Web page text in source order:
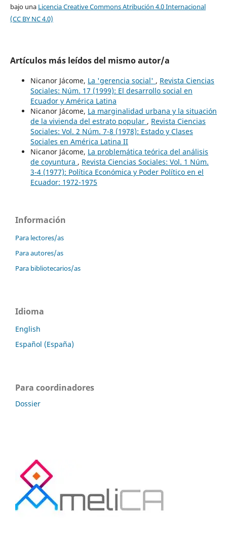
bajo una Licencia Creative Commons Atribución 4.0 Internacional
(CC BY NC 4.0)
Artículos más leídos del mismo autor/a
Nicanor Jácome, La 'gerencia social' , Revista Ciencias
Sociales: Núm. 17 (1999): El desarrollo social en
Ecuador y América Latina
Nicanor Jácome, La marginalidad urbana y la situación
de la vivienda del estrato popular , Revista Ciencias
Sociales: Vol. 2 Núm. 7-8 (1978): Estado y Clases
Sociales en América Latina II
Nicanor Jácome, La problemática teórica del análisis
de coyuntura , Revista Ciencias Sociales: Vol. 1 Núm.
3-4 (1977): Política Económica y Poder Político en el
Ecuador: 1972-1975
Información
Para lectores/as
Para autores/as
Para bibliotecarios/as
Idioma
English
Español (España)
Para coordinadores
Dossier